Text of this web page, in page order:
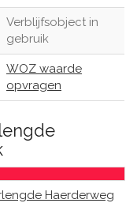
Verblijfsobject in
gebruik
WOZ waarde
opvragen
Haerderweg